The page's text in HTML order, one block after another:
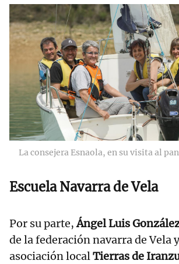
La consejera Esnaola, en su visita al
Escuela Navarra de Vela
Por su parte,Ángel Luis
de la federación navarra de Vela
asociación localTierras de